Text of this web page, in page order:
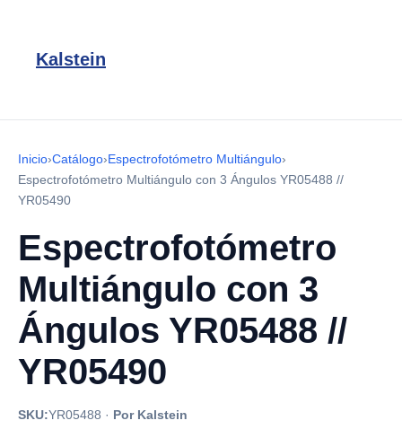
Kalstein
Inicio›Catálogo›Espectrofotómetro Multiángulo›
Espectrofotómetro Multiángulo con 3 Ángulos YR05488 //
YR05490
Espectrofotómetro
Multiángulo con 3
Ángulos YR05488 //
YR05490
SKU:YR05488 · Por Kalstein